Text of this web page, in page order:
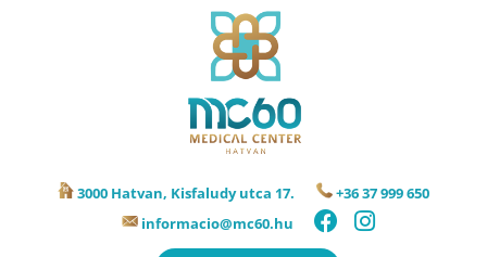
3000 Hatvan, Kisfaludy utca 17.
+36 37 999 650
informacio@mc60.hu